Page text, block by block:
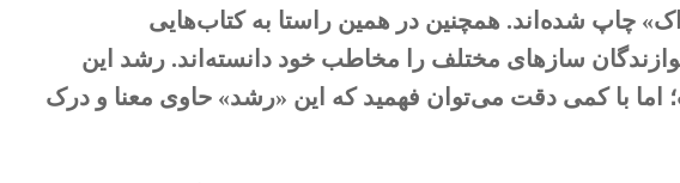
چاپ شده‌اند. همچنین در همین راستا به کتاب‌هایی
سازهای مختلف را مخاطب خود دانسته‌اند. رشد این
اما با کمی دقت می‌توان فهمید که این «رشد» حاوی معنا و درک